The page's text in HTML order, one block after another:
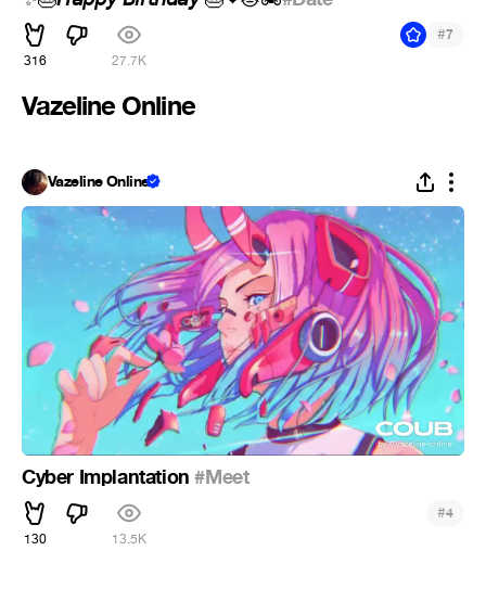
316 27.7K
#7
Vazeline Online
Vazeline Online
Cyber Implantation#Meet
130 13.5K
#4